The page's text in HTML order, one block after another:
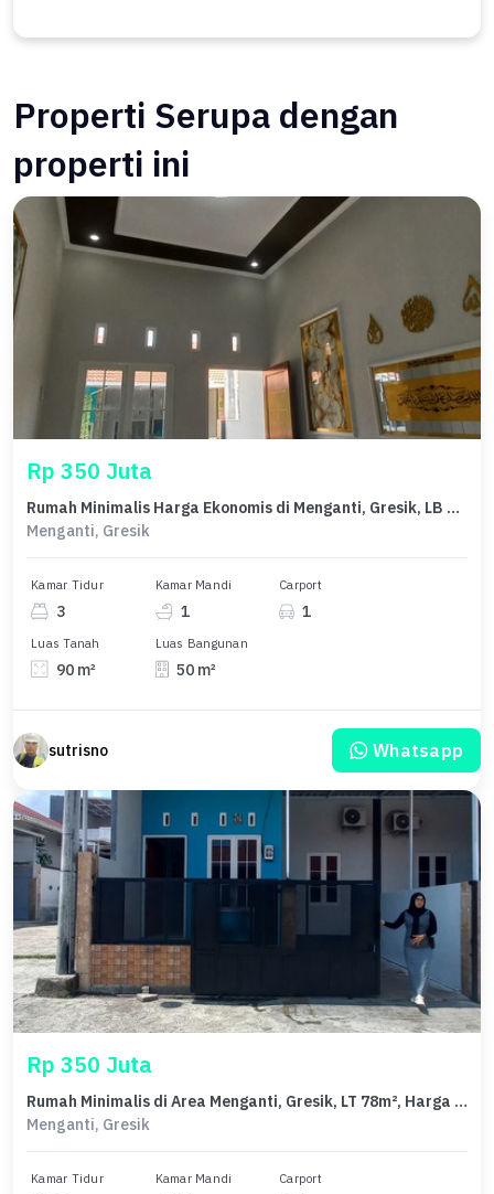
Properti Serupa dengan
properti ini
Rp 350 Juta
Rumah Minimalis Harga Ekonomis di Menganti, Gresik, LB 50m²
Menganti, Gresik
Kamar Tidur
3
Kamar Mandi
1
Carport
1
Luas Tanah
90 m²
Luas Bangunan
50 m²
sutrisno Whatsapp
Rp 350 Juta
Rumah Minimalis di Area Menganti, Gresik, LT 78m², Harga 350 Juta
Menganti, Gresik
Kamar Tidur Kamar Mandi Carport